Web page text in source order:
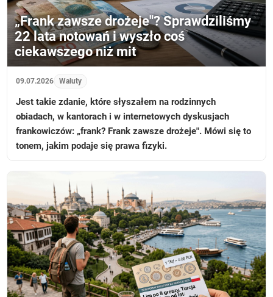
„Frank zawsze drożeje"? Sprawdziliśmy
22 lata notowań i wyszło coś
ciekawszego niż mit
09.07.2026 Waluty
Jest takie zdanie, które słyszałem na rodzinnych
obiadach, w kantorach i w internetowych dyskusjach
frankowiczów: „frank? Frank zawsze drożeje". Mówi się to
tonem, jakim podaje się prawa fizyki.